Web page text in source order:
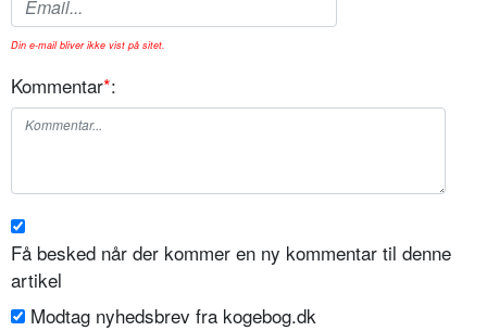
Din e-mail bliver ikke vist på sitet.
Kommentar*:
Få besked når der kommer en ny kommentar til denne
artikel
Modtag nyhedsbrev fra kogebog.dk